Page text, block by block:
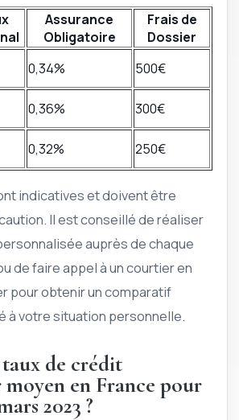
Assurance
Obligatoire
Frais de
Dossier
0,34%
500€
0,36%
300€
0,32% 250€
indicatives et doivent être
Il est conseillé de réaliser
auprès de chaque
de faire appel à un courtier en
pour obtenir un comparatif
à votre situation personnelle.
de crédit
en France pour
2023 ?